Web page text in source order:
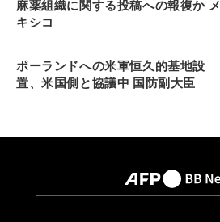
麻薬組織に関する投稿への報復か メ
キシコ
ポーランドへの米軍恒久的基地設
置、米国側と協議中 国防副大臣